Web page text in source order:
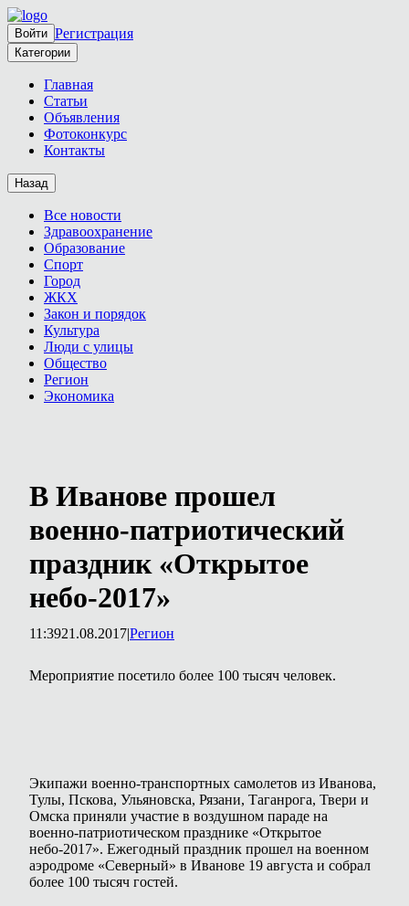
Войти Регистрация
Категории
Главная
Статьи
Объявления
Фотоконкурс
Контакты
Назад
Все новости
Здравоохранение
Образование
Спорт
Город
ЖКХ
Закон и порядок
Культура
Люди с улицы
Общество
Регион
Экономика
В Иванове прошел
военно-патриотический
праздник «Открытое
небо-2017»
11:3921.08.2017|Регион
Мероприятие посетило более 100 тысяч человек.
Экипажи военно-транспортных самолетов из Иванова,
Тулы, Пскова, Ульяновска, Рязани, Таганрога, Твери и
Омска приняли участие в воздушном параде на
военно-патриотическом празднике «Открытое
небо-2017». Ежегодный праздник прошел на военном
аэродроме «Северный» в Иванове 19 августа и собрал
более 100 тысяч гостей.